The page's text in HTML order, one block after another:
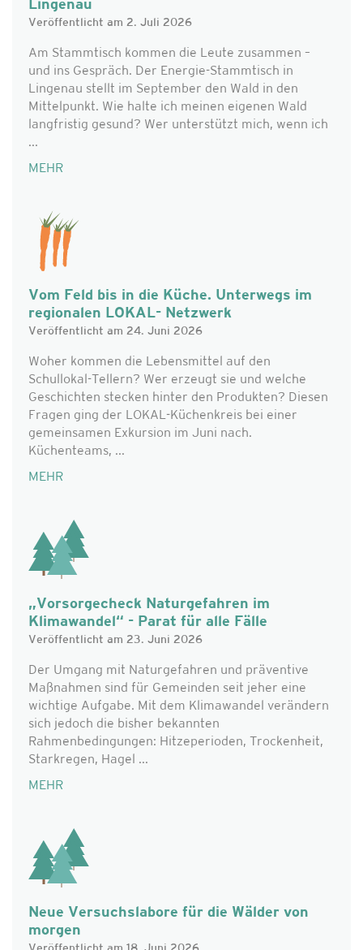
Lingenau
Veröffentlicht am 2. Juli 2026
Am Stammtisch kommen die Leute zusammen –
und ins Gespräch. Der Energie-Stammtisch in
Lingenau stellt im September den Wald in den
Mittelpunkt. Wie halte ich meinen eigenen Wald
langfristig gesund? Wer unterstützt mich, wenn ich
...
MEHR
Vom Feld bis in die Küche. Unterwegs im
regionalen LOKAL- Netzwerk
Veröffentlicht am 24. Juni 2026
Woher kommen die Lebensmittel auf den
Schullokal-Tellern? Wer erzeugt sie und welche
Geschichten stecken hinter den Produkten? Diesen
Fragen ging der LOKAL-Küchenkreis bei einer
gemeinsamen Exkursion im Juni nach.
Küchenteams, ...
MEHR
„Vorsorgecheck Naturgefahren im
Klimawandel“ - Parat für alle Fälle
Veröffentlicht am 23. Juni 2026
Der Umgang mit Naturgefahren und präventive
Maßnahmen sind für Gemeinden seit jeher eine
wichtige Aufgabe. Mit dem Klimawandel verändern
sich jedoch die bisher bekannten
Rahmenbedingungen: Hitzeperioden, Trockenheit,
Starkregen, Hagel ...
MEHR
Neue Versuchslabore für die Wälder von
morgen